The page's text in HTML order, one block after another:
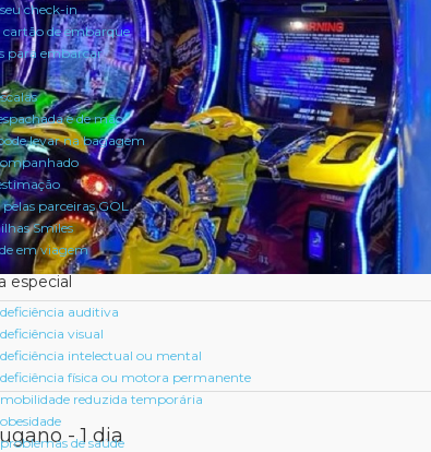
check-in
cartão de embarque
para embarcar
e de mão
levar na bagagem
parceiras GOL
Smiles
em viagem
especial
auditiva
visual
intelectual ou mental
deficiência física ou motora permanente
mobilidade reduzida temporária
de saúde
- 1 dia